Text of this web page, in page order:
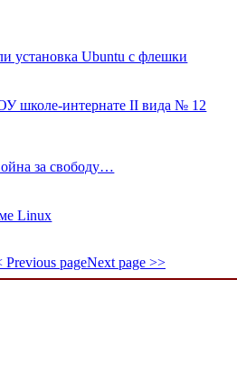
установка Ubuntu с флешки
школе-интернате II вида № 12
за свободу…
Linux
Previous pageNext page >>